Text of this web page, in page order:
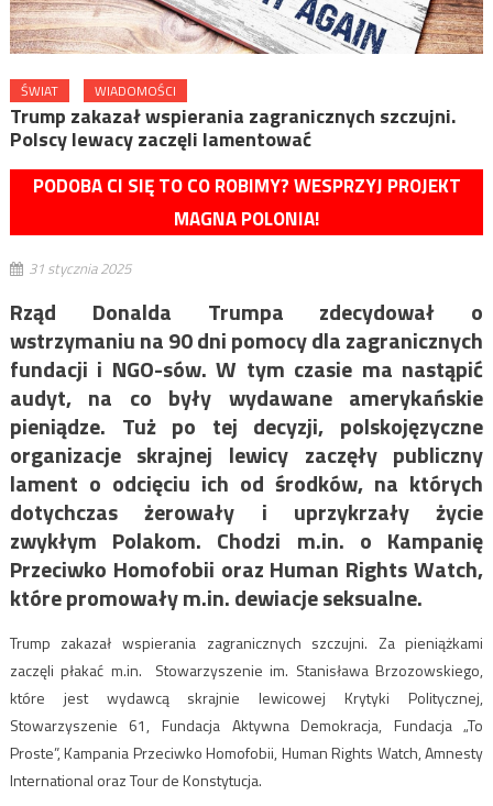
ŚWIAT WIADOMOŚCI
Trump zakazał wspierania zagranicznych szczujni.
Polscy lewacy zaczęli lamentować
PODOBA CI SIĘ TO CO ROBIMY? WESPRZYJ PROJEKT
MAGNA POLONIA!
31 stycznia 2025
Rząd Donalda Trumpa zdecydował o
wstrzymaniu na 90 dni pomocy dla zagranicznych
fundacji i NGO-sów. W tym czasie ma nastąpić
audyt, na co były wydawane amerykańskie
pieniądze. Tuż po tej decyzji, polskojęzyczne
organizacje skrajnej lewicy zaczęły publiczny
lament o odcięciu ich od środków, na których
dotychczas żerowały i uprzykrzały życie
zwykłym Polakom. Chodzi m.in. o Kampanię
Przeciwko Homofobii oraz Human Rights Watch,
które promowały m.in. dewiacje seksualne.
Trump zakazał wspierania zagranicznych szczujni. Za pieniążkami
zaczęli płakać m.in. Stowarzyszenie im. Stanisława Brzozowskiego,
które jest wydawcą skrajnie lewicowej Krytyki Politycznej,
Stowarzyszenie 61, Fundacja Aktywna Demokracja, Fundacja „To
Proste”, Kampania Przeciwko Homofobii, Human Rights Watch, Amnesty
International oraz Tour de Konstytucja.